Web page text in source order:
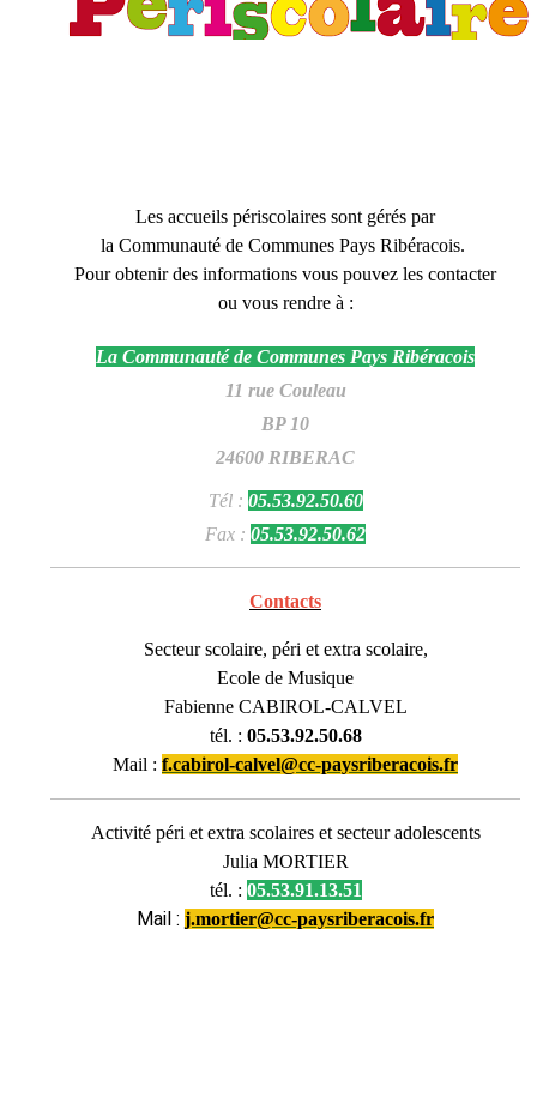
Les accueils périscolaires sont gérés par
la Communauté de Communes Pays Ribéracois.
Pour obtenir des informations vous pouvez les contacter
ou vous rendre à :
La Communauté de Communes Pays Ribéracois
11 rue Couleau
BP 10
24600 RIBERAC
Tél : 05.53.92.50.60
Fax : 05.53.92.50.62
Contacts
Secteur scolaire, péri et extra scolaire,
Ecole de Musique
Fabienne CABIROL-CALVEL
tél. : 05.53.92.50.68
Mail : f.cabirol-calvel@cc-paysriberacois.fr
Activité péri et extra scolaires et secteur adolescents
Julia MORTIER
tél. : 05.53.91.13.51
Mail : j.mortier@cc-paysriberacois.fr